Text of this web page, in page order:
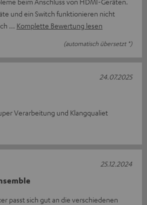
und ein Switch funktionieren nicht
Komplette Bewertung lesen
(automatisch übersetzt *)
Verarbeitung und Klangqualiet
24.07.2025
passt sich gut an die verschiedenen
25.12.2024